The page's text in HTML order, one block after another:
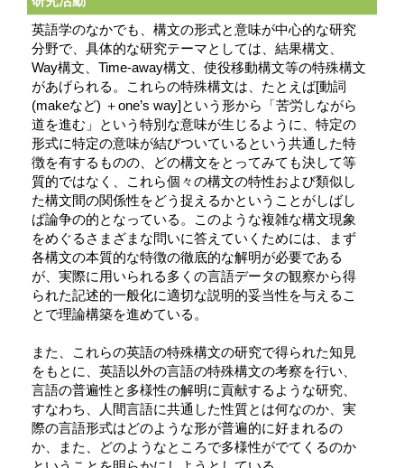
英語学のなかでも、構文の形式と意味が中心的な研究
分野で、具体的な研究テーマとしては、結果構文、
Way構文、Time-away構文、使役移動構文等の特殊構文
があげられる。これらの特殊構文は、たとえば[動詞
(makeなど) ＋one’s way]という形から「苦労しながら
道を進む」という特別な意味が生じるように、特定の
形式に特定の意味が結びついているという共通した特
徴を有するものの、どの構文をとってみても決して等
質的ではなく、これら個々の構文の特性および類似し
た構文間の関係性をどう捉えるかということがしばし
ば論争の的となっている。このような複雑な構文現象
をめぐるさまざまな問いに答えていくためには、まず
各構文の本質的な特徴の徹底的な解明が必要である
が、実際に用いられる多くの言語データの観察から得
られた記述的一般化に適切な説明的妥当性を与えるこ
とで理論構築を進めている。
また、これらの英語の特殊構文の研究で得られた知見
をもとに、英語以外の言語の特殊構文の考察を行い、
言語の普遍性と多様性の解明に貢献するような研究、
すなわち、人間言語に共通した性質とは何なのか、実
際の言語形式はどのような形が普遍的に好まれるの
か、また、どのようなところで多様性がでてくるのか